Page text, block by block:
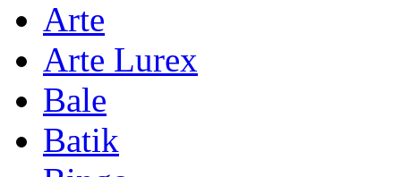
Arte
Arte Lurex
Bale
Batik